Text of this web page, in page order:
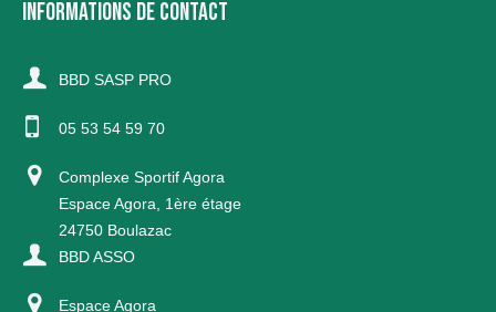
INFORMATIONS DE CONTACT
BBD SASP PRO
05 53 54 59 70
Complexe Sportif Agora
Espace Agora, 1ère étage
24750 Boulazac
BBD ASSO
Espace Agora